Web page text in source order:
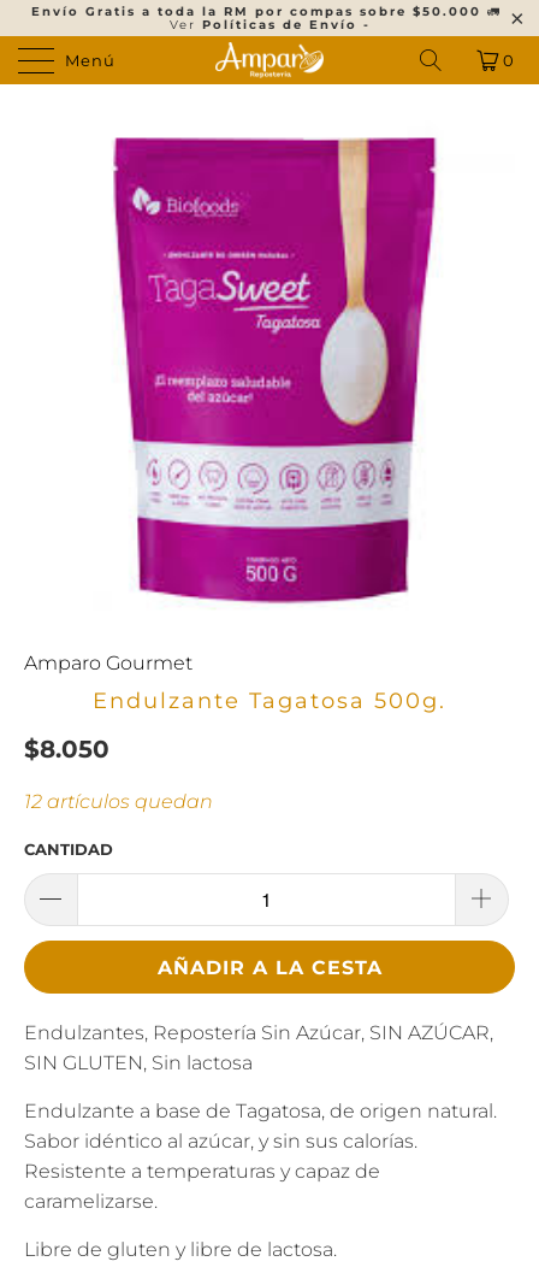
Envío Gratis a toda la RM por compas sobre $50.000 🚛
Ver Políticas de Envío -
Menú 0
Amparo Gourmet
Endulzante Tagatosa 500g.
$8.050
12 artículos quedan
CANTIDAD
AÑADIR A LA CESTA
Endulzantes, Repostería Sin Azúcar, SIN AZÚCAR,
SIN GLUTEN, Sin lactosa
Endulzante a base de Tagatosa, de origen natural.
Sabor idéntico al azúcar, y sin sus calorías.
Resistente a temperaturas y capaz de
caramelizarse.
Libre de gluten y libre de lactosa.